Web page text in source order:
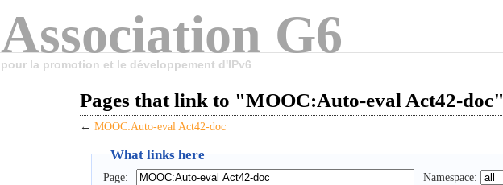
Association G6
pour la promotion et le développement d'IPv6
Pages that link to "MOOC:Auto-eval Act42-doc"
← MOOC:Auto-eval Act42-doc
What links here
Page: Namespace: